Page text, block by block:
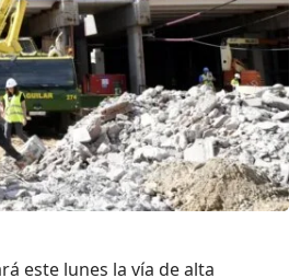
este lunes la vía de alta